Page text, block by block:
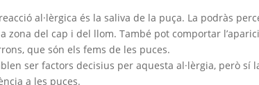
al·lèrgica és la saliva de la puça. La podràs
zona del cap i del llom. També pot comportar
que són els fems de les puces.
ser factors decisius per aquesta al·lèrgia, però sí
a les puces.